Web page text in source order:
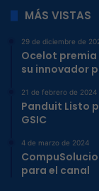
MÁS VISTAS
29 de diciembre de
Ocelot premia
su innovador
21 de febrero de 2024
Panduit Listo
GSIC
4 de marzo de 2024
para el canal